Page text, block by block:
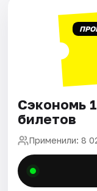
Сэкономь
билетов
Применили: 8